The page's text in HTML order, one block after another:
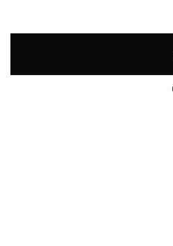
الوضع المظلم